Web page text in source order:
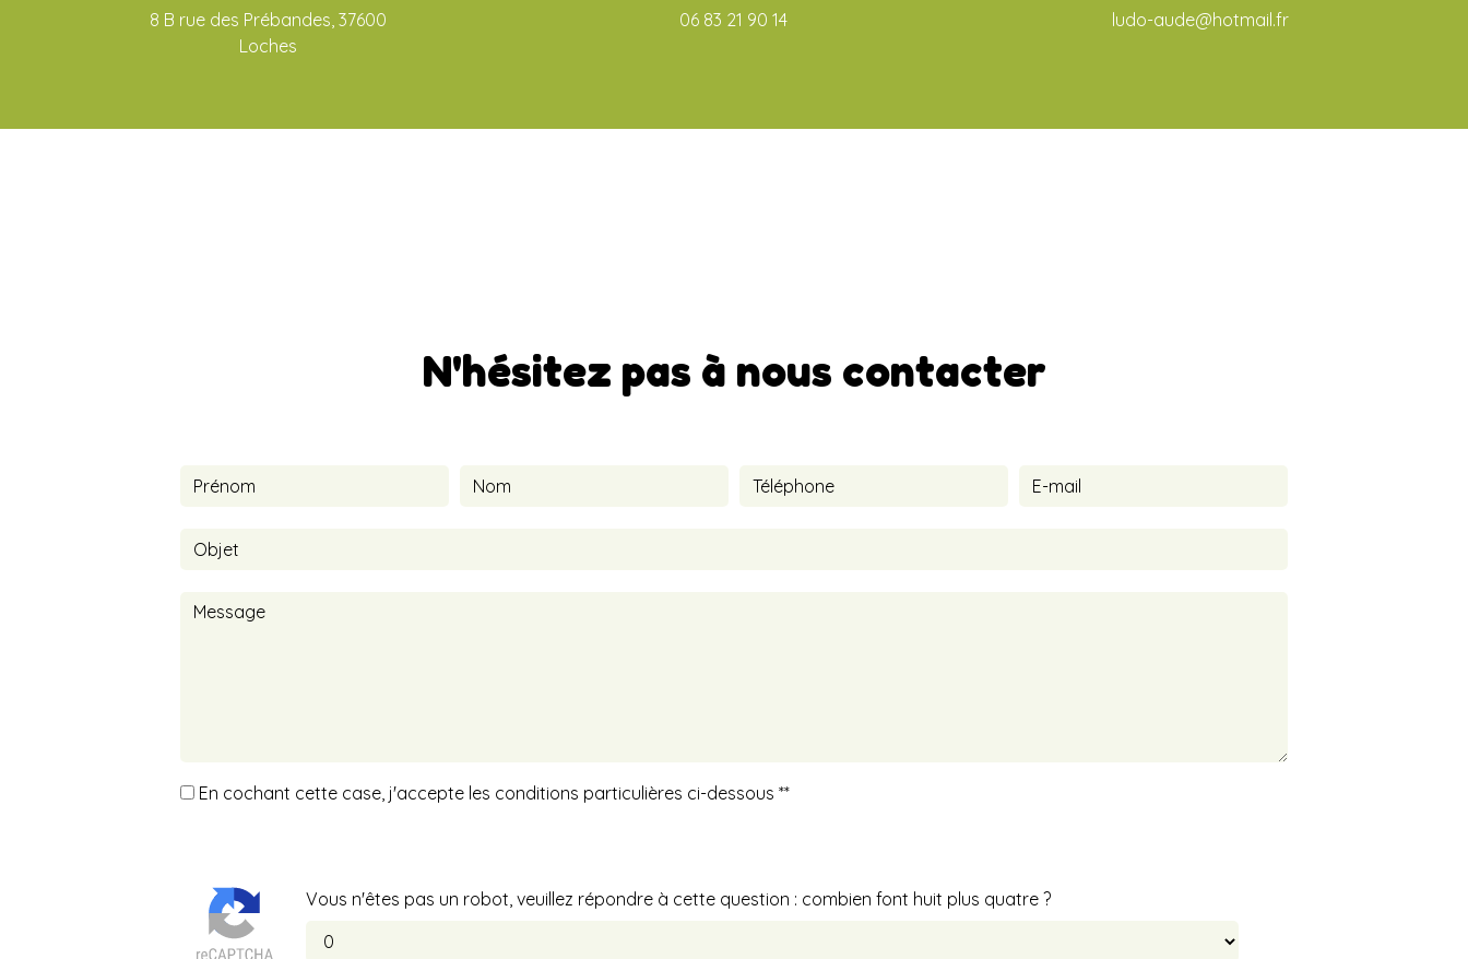
8 B rue des Prébandes, 37600
Loches
06 83 21 90 14 ludo-aude@hotmail.fr
N'hésitez pas à nous contacter
En cochant cette case, j'accepte les conditions particulières ci-dessous **
Vous n'êtes pas un robot, veuillez répondre à cette question : combien font huit plus quatre ?